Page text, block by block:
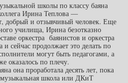
школы по классу баяна
Ирина Теплова —
добрый и отзывчивый человек. Еще
училища, Ирина безотказно
оркестра баянистов и оркестра
сейчас продолжает это делать по
могут быть педагогами, а
оказалось по плечу.
она проработала десять лет, пока
школа или ДКиТ